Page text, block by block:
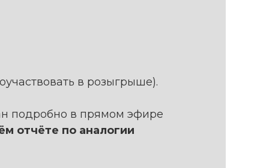
в розыгрыше).
подробно в прямом эфире
отчёте по аналогии